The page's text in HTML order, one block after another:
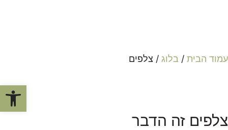
עמוד הבית / בלוג / צלפים
צלפים זה הדבר
פתח